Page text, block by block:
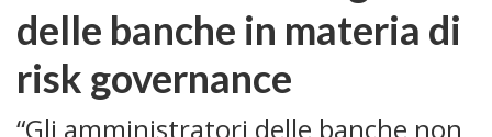
delle banche in materia di
risk governance
“Gli amministratori delle banche non